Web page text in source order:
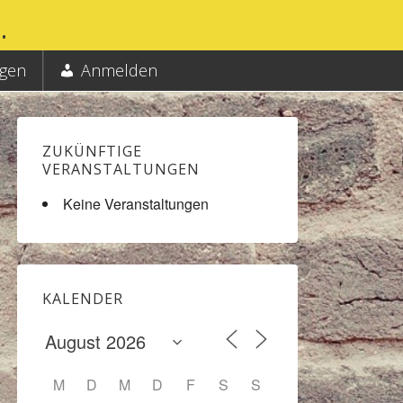
Anmelden
ZUKÜNFTIGE
VERANSTALTUNGEN
Keine Veranstaltungen
KALENDER
M D M D F S
S